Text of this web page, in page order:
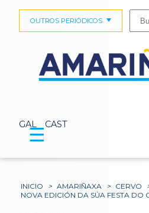
GAL CAST
OUTROS PERIÓDICOS
☰
INICIO > AMARIÑAXA > CERVO
NOVA EDICIÓN DA SÚA FESTA DO